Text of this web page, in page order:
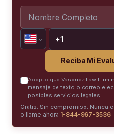
Reciba Mi
Acepto que Vasquez Law Firm
mensaje de texto o correo
posibles servicios legales.
Gratis. Sin compromiso. Nunca
o llame ahora 1-844-967-3536